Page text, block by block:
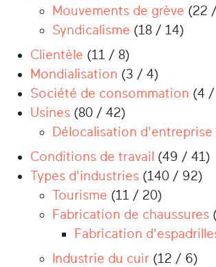
Mouvements de grève (22
Syndicalisme (18 / 14)
Clientèle (11 / 8)
Mondialisation (3 / 4)
Société de consommation (4
Usines (80 / 42)
Délocalisation d'entreprise
Conditions de travail (49 / 41)
Types d'industries (140 / 92)
Tourisme (11 / 20)
Fabrication de chaussures
Fabrication
Industrie du cuir (12 / 6)